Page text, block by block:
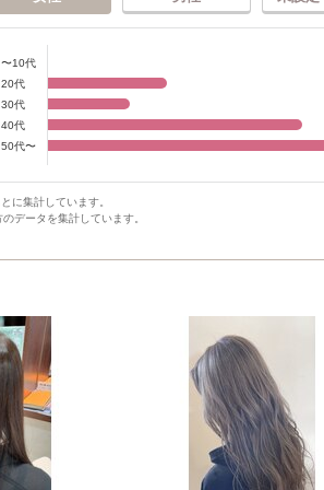
〜10代
20代
30代
40代
50代〜
に集計しています。
データを集計しています。